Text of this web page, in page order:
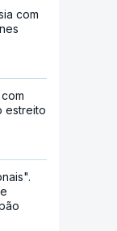
com
estreito